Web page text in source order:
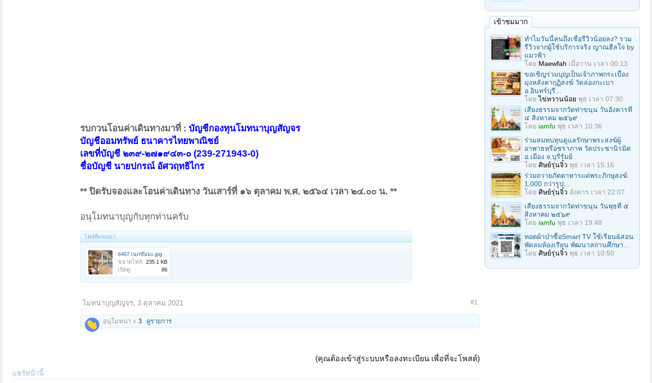
รบกวนโอนค่าเดินทางมาที่ : บัญชีกองทุนโมทนาบุญสัญจร
บัญชีออมทรัพย์ ธนาคารไทยพาณิชย์
เลขที่บัญชี ๒๓๙-๒๗๑๙๔๓-๐ (239-271943-0)
ชื่อบัญชี นายปกรณ์ อัศวฤทธิไกร
** ปิดรับจองและโอนค่าเดินทาง วันเสาร์ที่ ๑๖ ตุลาคม พ.ศ. ๒๕๖๔ เวลา ๒๔.๐๐ น. **
อนุโมทนาบุญกับทุกท่านครับ
ไฟล์ที่แนบมา:
6407 เนกขัมมะ.jpg
ขนาดไฟล์: 235.1 KB
เปิดดู:
86
โมทนาบุญสัญจร, 3 ตุลาคม 2021 #1
อนุโมทนา x 3 ดูรายการ
(คุณต้องเข้าสู่ระบบหรือลงทะเบียน เพื่อที่จะโพสต์)
แชร์หน้านี้
เข้าชมมาก
ทำไมวันนี้คนถึงเชื่อรีวิวน้อยลง? รวม
รีวิวจากผู้ใช้บริการจริง ญาณฮีลใจ by
แมวฟ้า
โดย Maewfah เมื่อวาน เวลา 00:13
ขอเชิญร่วมบุญเป็นเจ้าภาพกระเบื้อง
มุงหลังคากุฏิสงฆ์ วัดล่องกะเบา
อ.อินทร์บุรี...
โดยไข่หวานน้อย พุธ เวลา 07:30
เสียงธรรมจากวัดท่าขนุน วันอังคารที่
๔ สิงหาคม ๒๕๖๙
โดย iamfu พุธ เวลา 10:36
ร่วมสมทบทุนดูแลรักษาพระสงฆ์ผู้
อาพาธหรือชราภาพ วัดประชานิรมิต
อ.เมือง จ.บุรีรัมย์
โดย ศิษย์รุ่นจิ๋ว พุธ เวลา 15:16
ร่วมถวายภัตตาหารแด่พระภิกษุสงฆ์
1,000 กว่ารูป...
โดย ศิษย์รุ่นจิ๋ว อังคาร เวลา 22:07
เสียงธรรมจากวัดท่าขนุน วันพุธที่ ๕
สิงหาคม ๒๕๖๙
โดย iamfu พุธ เวลา 19:48
ทอดผ้าป่าซื้อSmart TV ใช้เรียน&สอน
พัดลมห้องเรียน พัฒนาสถานศึกษา...
โดย ศิษย์รุ่นจิ๋ว พุธ เวลา 10:50